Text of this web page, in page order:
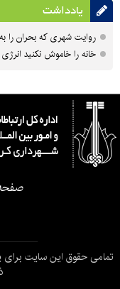
یادداشت
روایت شهری که بحران را
خانه را خاموش نکنید
تمامی حقوق این سایت برای